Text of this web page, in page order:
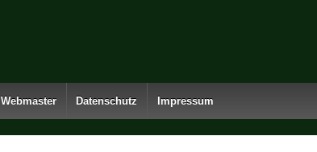
Webmaster Datenschutz Impressum